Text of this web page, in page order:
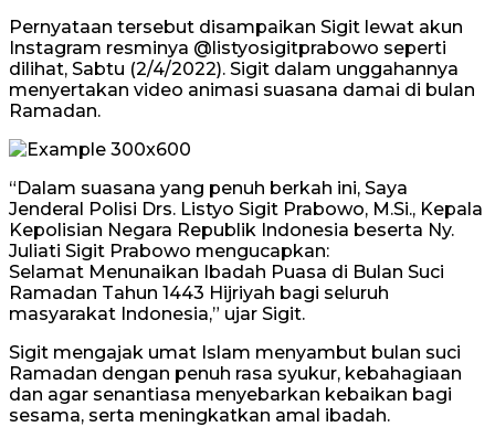
Pernyataan tersebut disampaikan Sigit lewat akun
Instagram resminya @listyosigitprabowo seperti
dilihat, Sabtu (2/4/2022). Sigit dalam unggahannya
menyertakan video animasi suasana damai di bulan
Ramadan.
“Dalam suasana yang penuh berkah ini, Saya
Jenderal Polisi Drs. Listyo Sigit Prabowo, M.Si., Kepala
Kepolisian Negara Republik Indonesia beserta Ny.
Juliati Sigit Prabowo mengucapkan:
Selamat Menunaikan Ibadah Puasa di Bulan Suci
Ramadan Tahun 1443 Hijriyah bagi seluruh
masyarakat Indonesia,” ujar Sigit.
Sigit mengajak umat Islam menyambut bulan suci
Ramadan dengan penuh rasa syukur, kebahagiaan
dan agar senantiasa menyebarkan kebaikan bagi
sesama, serta meningkatkan amal ibadah.